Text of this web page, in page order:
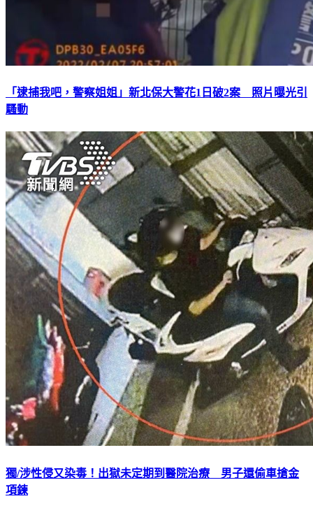
「逮捕我吧，警察姐姐」新北保大警花1日破2案 照片曝光引
騷動
獨/涉性侵又染毒！出獄未定期到醫院治療 男子還偷車搶金
項鍊